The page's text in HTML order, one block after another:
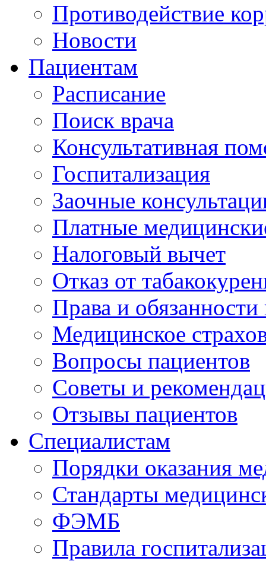
Противодействие
Новости
Пациентам
Расписание
Поиск врача
Консультативная
Госпитализация
Заочные
Платные
Налоговый вычет
Отказ от
Права и
Медицинское
Вопросы пациентов
Советы и
Отзывы пациентов
Специалистам
Порядки оказания
Стандарты
ФЭМБ
Правила